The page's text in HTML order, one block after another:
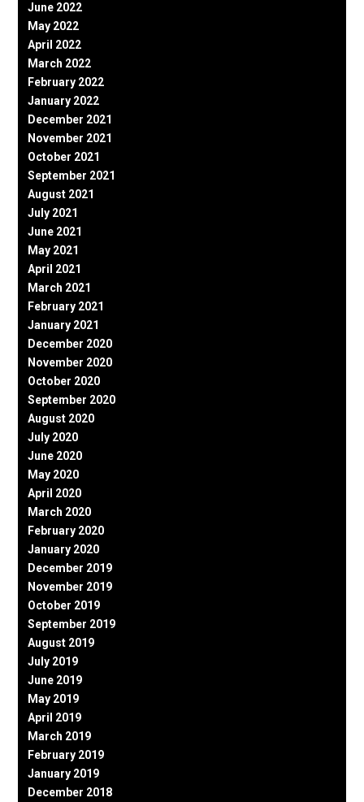
June 2022
May 2022
April 2022
March 2022
February 2022
January 2022
December 2021
November 2021
October 2021
September 2021
August 2021
July 2021
June 2021
May 2021
April 2021
March 2021
February 2021
January 2021
December 2020
November 2020
October 2020
September 2020
August 2020
July 2020
June 2020
May 2020
April 2020
March 2020
February 2020
January 2020
December 2019
November 2019
October 2019
September 2019
August 2019
July 2019
June 2019
May 2019
April 2019
March 2019
February 2019
January 2019
December 2018